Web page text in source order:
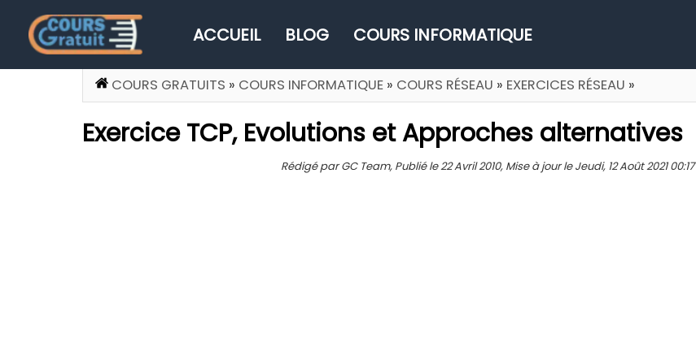
ACCUEIL BLOG COURS INFORMATIQUE
COURS GRATUITS » COURS INFORMATIQUE » COURS RÉSEAU » EXERCICES RÉSEAU »
Exercice TCP, Evolutions et Approches alternatives
Rédigé par GC Team, Publié le 22 Avril 2010, Mise à jour le Jeudi, 12 Août 2021 00:17